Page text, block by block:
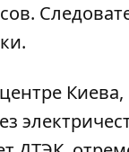
Киева,